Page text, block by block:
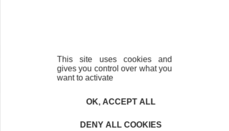
Nos partenaires
This site uses cookies and
gives you control over what you
want to activate
OK, ACCEPT ALL
DENY ALL COOKIES